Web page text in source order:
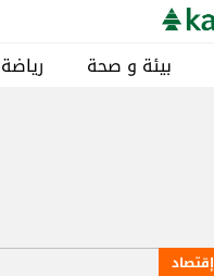
بيئة و صحة رياضة
إقتصاد